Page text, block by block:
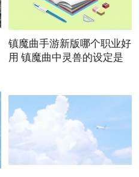
镇魔曲手游新版哪个职业好
用 镇魔曲中灵兽的设定是